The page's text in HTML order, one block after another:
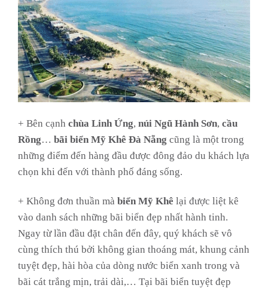
+ Bên cạnh chùa Linh Ứng, núi Ngũ Hành Sơn, cầu
Rồng… bãi biển Mỹ Khê Đà Nẵng cũng là một trong
những điểm đến hàng đầu được đông đảo du khách lựa
chọn khi đến với thành phố đáng sống.
+ Không đơn thuần mà biển Mỹ Khê lại được liệt kê
vào danh sách những bãi biển đẹp nhất hành tinh.
Ngay từ lần đầu đặt chân đến đây, quý khách sẽ vô
cùng thích thú bởi không gian thoáng mát, khung cảnh
tuyệt đẹp, hài hòa của dòng nước biển xanh trong và
bãi cát trắng mịn, trải dài,… Tại bãi biển tuyệt đẹp